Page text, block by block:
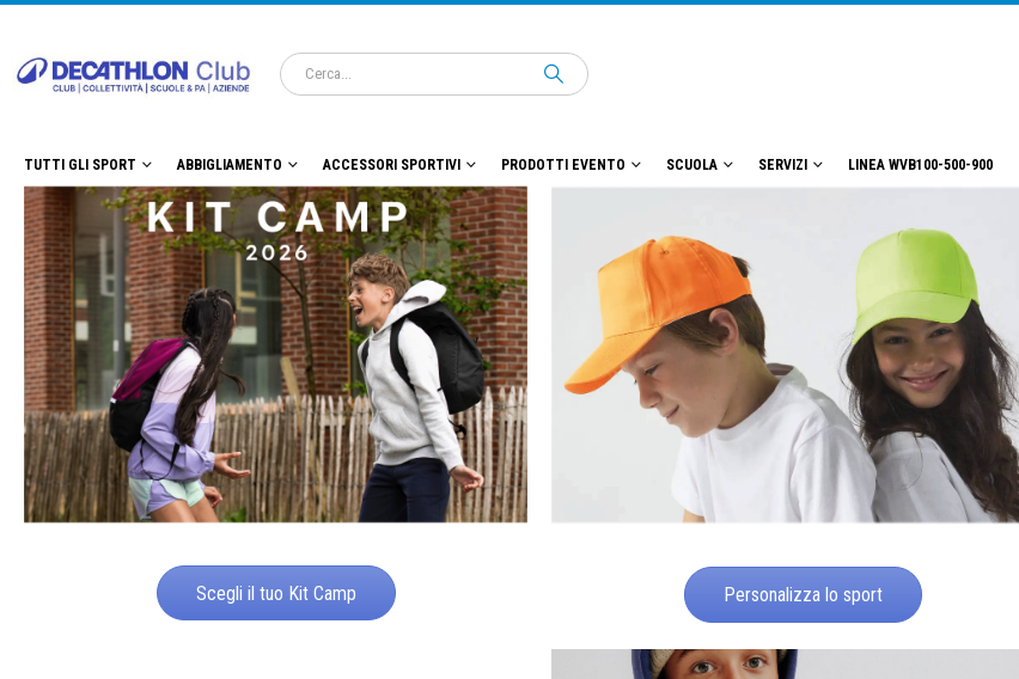
TUTTI GLI SPORT ABBIGLIAMENTO ACCESSORI SPORTIVI PRODOTTI EVENTO SCUOLA SERVIZI LINEA WVB100-500-900
Scegli il tuo Kit Camp Personalizza lo sport